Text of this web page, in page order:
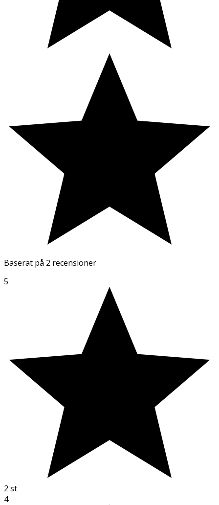
Baserat på 2 recensioner
5
2 st
4